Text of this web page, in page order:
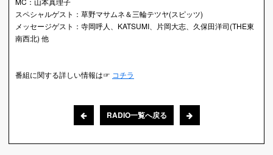
スペシャルゲスト：草野マサムネ＆三輪テツヤ(スピッツ)
メッセージゲスト：寺岡呼人、KATSUMI、片岡大志、久保田洋司(THE東
南西北) 他
番組に関する詳しい情報は☞ コチラ
RADIO一覧へ戻る